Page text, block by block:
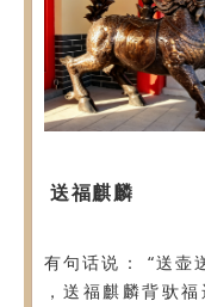
送福麒麟
有句话说： “送壶
，送福麒麟背驮